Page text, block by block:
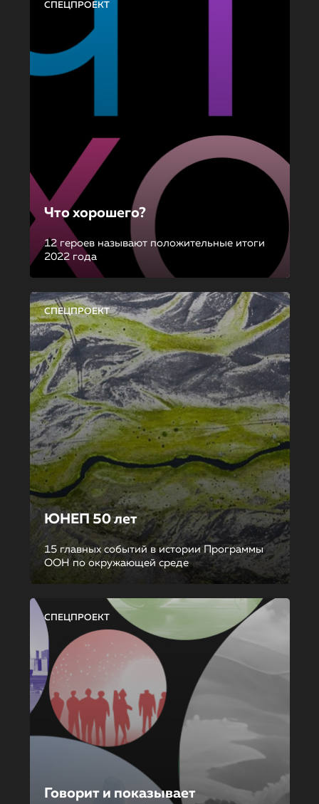
СПЕЦПРОЕКТ
Что хорошего?
12 героев называют положительные итоги
2022 года
СПЕЦПРОЕКТ
ЮНЕП 50 лет
15 главных событий в истории Программы
ООН по окружающей среде
СПЕЦПРОЕКТ
Говорит и показывает